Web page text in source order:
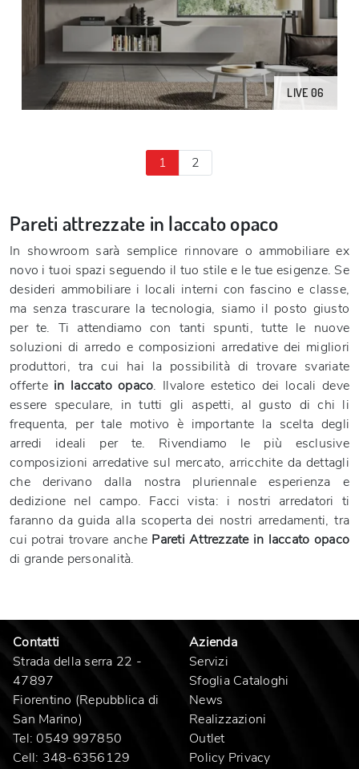
LIVE 06
1 2
Pareti attrezzate in laccato opaco
In showroom sarà semplice rinnovare o ammobiliare ex
novo i tuoi spazi seguendo il tuo stile e le tue esigenze. Se
desideri ammobiliare i locali interni con fascino e classe,
ma senza trascurare la tecnologia, siamo il posto giusto
per te. Ti attendiamo con tanti spunti, tutte le nuove
soluzioni di arredo e composizioni arredative dei migliori
produttori, tra cui hai la possibilità di trovare svariate
offerte in laccato opaco. Ilvalore estetico dei locali deve
essere speculare, in tutti gli aspetti, al gusto di chi li
frequenta, per tale motivo è importante la scelta degli
arredi ideali per te. Rivendiamo le più esclusive
composizioni arredative sul mercato, arricchite da dettagli
che derivano dalla nostra pluriennale esperienza e
dedizione nel campo. Facci vista: i nostri arredatori ti
faranno da guida alla scoperta dei nostri arredamenti, tra
cui potrai trovare anche Pareti Attrezzate in laccato opaco
di grande personalità.
Contatti
Strada della serra 22 -
47897
Fiorentino (Repubblica di
San Marino)
Tel: 0549 997850
Cell: 348-6356129
Azienda
Servizi
Sfoglia Cataloghi
News
Realizzazioni
Outlet
Policy Privacy